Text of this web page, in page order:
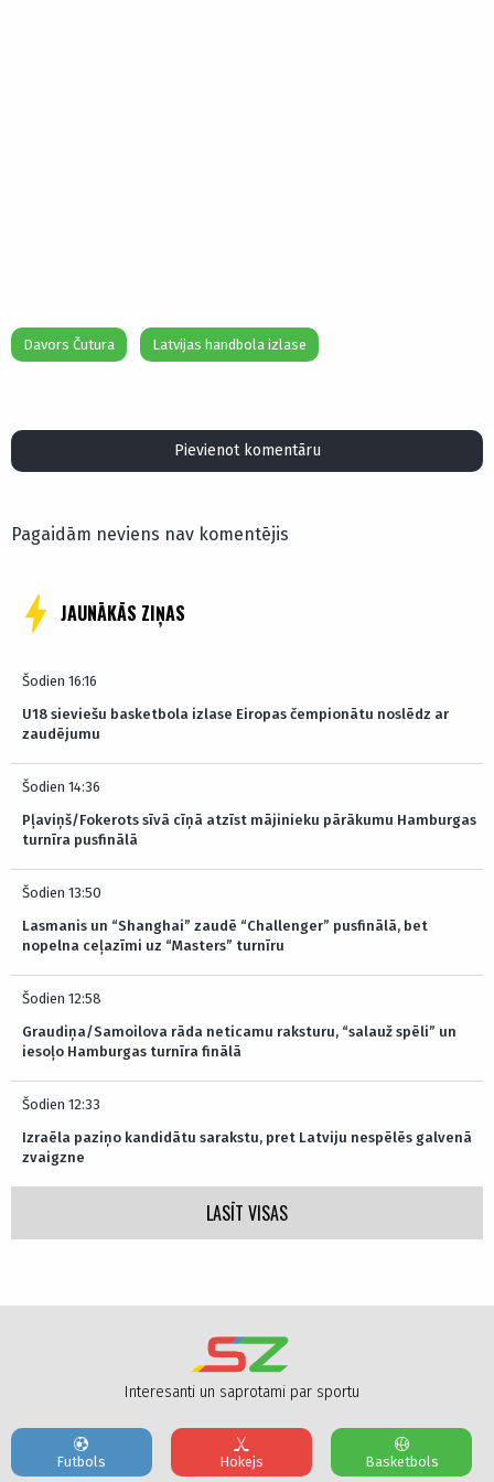
Davors Čutura Latvijas handbola izlase
Pievienot komentāru
Pagaidām neviens nav komentējis
JAUNĀKĀS ZIŅAS
Šodien 16:16
U18 sieviešu basketbola izlase Eiropas čempionātu noslēdz ar
zaudējumu
Šodien 14:36
Pļaviņš/Fokerots sīvā cīņā atzīst mājinieku pārākumu Hamburgas
turnīra pusfinālā
Šodien 13:50
Lasmanis un “Shanghai” zaudē “Challenger” pusfinālā, bet
nopelna ceļazīmi uz “Masters” turnīru
Šodien 12:58
Graudiņa/Samoilova rāda neticamu raksturu, “salauž spēli” un
iesoļo Hamburgas turnīra finālā
Šodien 12:33
Izraēla paziņo kandidātu sarakstu, pret Latviju nespēlēs galvenā
zvaigzne
LASĪT VISAS
Interesanti un saprotami par sportu
Futbols Hokejs Basketbols